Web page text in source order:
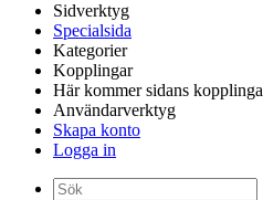
Sidverktyg
Specialsida
Kategorier
Kopplingar
Här kommer sidans
Användarverktyg
Skapa konto
Logga in